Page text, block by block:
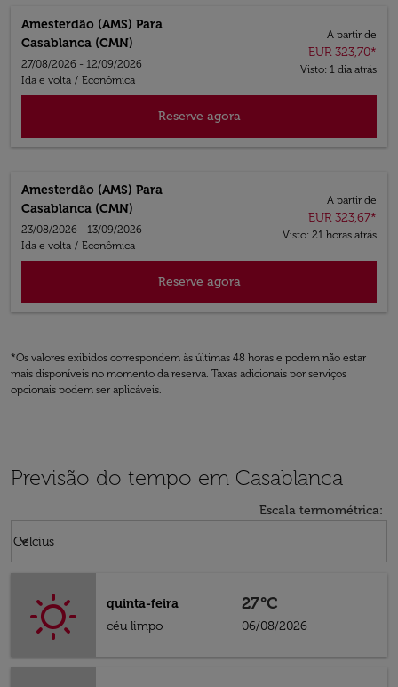
Amesterdão (AMS) Para
Casablanca (CMN)
27/08/2026 - 12/09/2026
Ida e volta / Econômica
A partir de
EUR 323,70*
Visto: 1 dia atrás
Reserve agora
Amesterdão (AMS) Para
Casablanca (CMN)
23/08/2026 - 13/09/2026
Ida e volta / Econômica
A partir de
EUR 323,67*
Visto: 21 horas atrás
Reserve agora
*Os valores exibidos correspondem às últimas 48 horas e podem não estar
mais disponíveis no momento da reserva. Taxas adicionais por serviços
opcionais podem ser aplicáveis.
Previsão do tempo em Casablanca
Escala termométrica:
Celcius
keyboard_arrow_down
quinta-feira
céu limpo
27°C
06/08/2026